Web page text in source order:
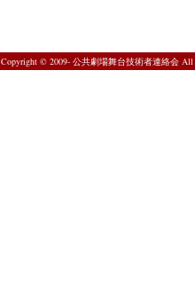
Copyright © 2009- 公共劇場舞台技術者連絡会 All